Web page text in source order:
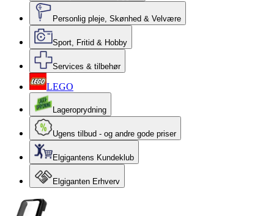
Personlig pleje, Skønhed & Velvære
Sport, Fritid & Hobby
Services & tilbehør
LEGO
Lageroprydning
Ugens tilbud - og andre gode priser
Elgigantens Kundeklub
Elgiganten Erhverv